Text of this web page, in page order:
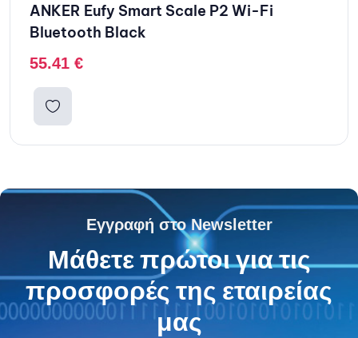
ANKER Eufy Smart Scale P2 Wi-Fi
Bluetooth Black
55.41 €
Εγγραφή στο Newsletter
Μάθετε πρώτοι για τις
προσφορές της εταιρείας
μας